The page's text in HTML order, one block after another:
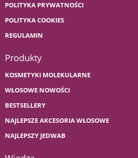
POLITYKA PRYWATNOŚCI
POLITYKA COOKIES
REGULAMIN
Produkty
KOSMETYKI MOLEKULARNE
WŁOSOWE NOWOŚCI
BESTSELLERY
NAJLEPSZE AKCESORIA WŁOSOWE
NAJLEPSZY JEDWAB